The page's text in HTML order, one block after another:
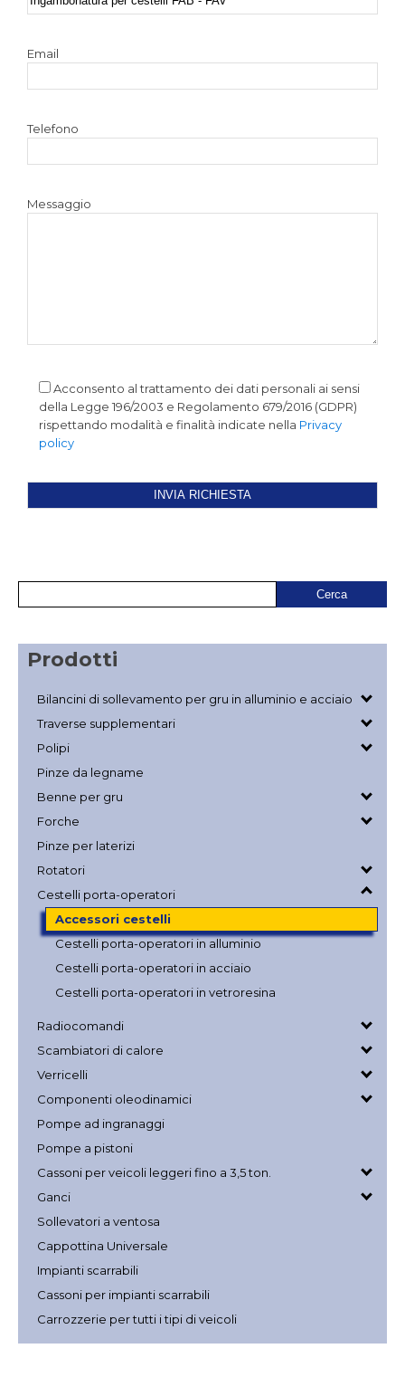
Prodotti
Bilancini di sollevamento per gru in alluminio e acciaio
Traverse supplementari
Polipi
Pinze da legname
Benne per gru
Forche
Pinze per laterizi
Rotatori
Cestelli porta-operatori
Accessori cestelli
Cestelli porta-operatori in alluminio
Cestelli porta-operatori in acciaio
Cestelli porta-operatori in vetroresina
Radiocomandi
Scambiatori di calore
Verricelli
Componenti oleodinamici
Pompe ad ingranaggi
Pompe a pistoni
Cassoni per veicoli leggeri fino a 3,5 ton.
Ganci
Sollevatori a ventosa
Cappottina Universale
Impianti scarrabili
Cassoni per impianti scarrabili
Carrozzerie per tutti i tipi di veicoli
Email
Telefono
Messaggio
Acconsento al trattamento dei dati personali ai sensi
della Legge 196/2003 e Regolamento 679/2016 (GDPR)
rispettando modalità e finalità indicate nella Privacy
policy